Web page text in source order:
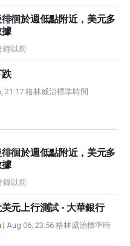
徊於週低點附近，美元多
鐘以前
21:17 格林威治標準時間
徊於週低點附近，美元多
鐘以前
元上行測試 - 大華銀行
| Aug 06, 23:56 格林威治標準時